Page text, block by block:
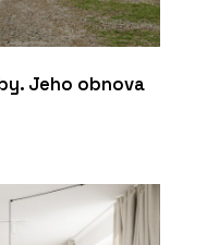
Jeho obnova